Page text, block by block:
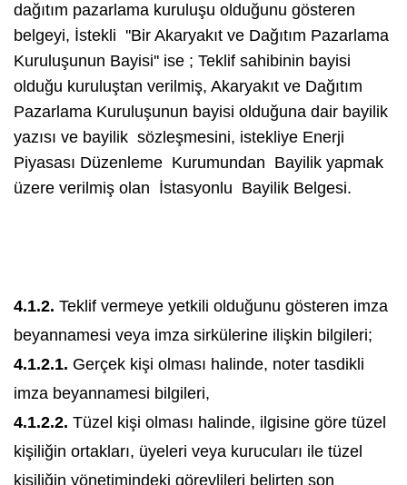
dağıtım pazarlama kuruluşu olduğunu gösteren
belgeyi, İstekli ''Bir Akaryakıt ve Dağıtım Pazarlama
Kuruluşunun Bayisi'' ise ; Teklif sahibinin bayisi
olduğu kuruluştan verilmiş, Akaryakıt ve Dağıtım
Pazarlama Kuruluşunun bayisi olduğuna dair bayilik
yazısı ve bayilik sözleşmesini, istekliye Enerji
Piyasası Düzenleme Kurumundan Bayilik yapmak
üzere verilmiş olan İstasyonlu Bayilik Belgesi.
4.1.2. Teklif vermeye yetkili olduğunu gösteren imza
beyannamesi veya imza sirkülerine ilişkin bilgileri;
4.1.2.1. Gerçek kişi olması halinde, noter tasdikli
imza beyannamesi bilgileri,
4.1.2.2. Tüzel kişi olması halinde, ilgisine göre tüzel
kişiliğin ortakları, üyeleri veya kurucuları ile tüzel
kişiliğin yönetimindeki görevlileri belirten son